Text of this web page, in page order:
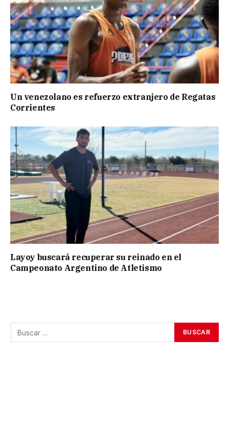
Un venezolano es refuerzo extranjero de Regatas
Corrientes
Layoy buscará recuperar su reinado en el
Campeonato Argentino de Atletismo